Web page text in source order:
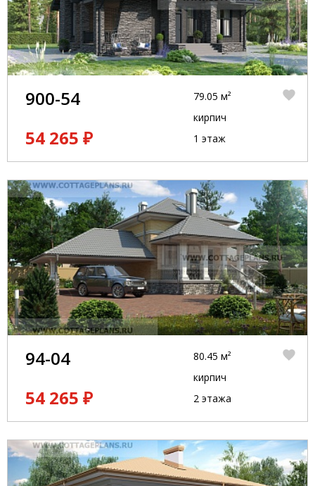
900-54
54 265 ₽
79.05 м²
кирпич
1 этаж
94-04
54 265 ₽
80.45 м²
кирпич
2 этажа